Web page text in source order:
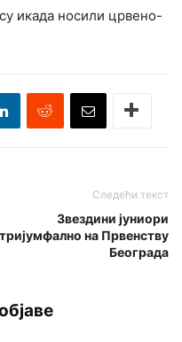
икада носили црвено-
Следећи текст
Звездини јуниори
тријумфално на Првенству
Београда